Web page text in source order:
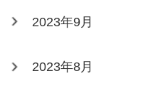
2023年9月
2023年8月